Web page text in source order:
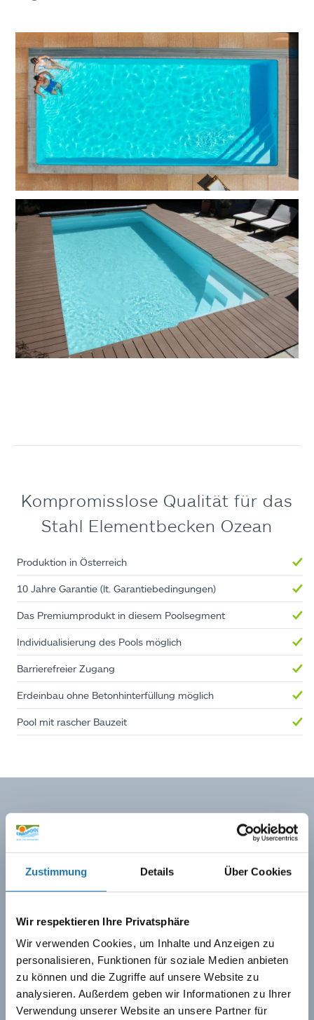
Zustimmung Details Über Cookies
Wir respektieren Ihre Privatsphäre
Wir verwenden Cookies, um Inhalte und Anzeigen zu
personalisieren, Funktionen für soziale Medien anbieten
zu können und die Zugriffe auf unsere Website zu
analysieren. Außerdem geben wir Informationen zu Ihrer
Verwendung unserer Website an unsere Partner für
Kompromisslose Qualität für das
Stahl Elementbecken Ozean
Produktion in Österreich
10 Jahre Garantie (lt. Garantiebedingungen)
Das Premiumprodukt in diesem Poolsegment
Individualisierung des Pools möglich
Barrierefreier Zugang
Erdeinbau ohne Betonhinterfüllung möglich
Pool mit rascher Bauzeit
INFOPOINT Schwimmbecken
Poolset Ozean
POOLSET OZEAN